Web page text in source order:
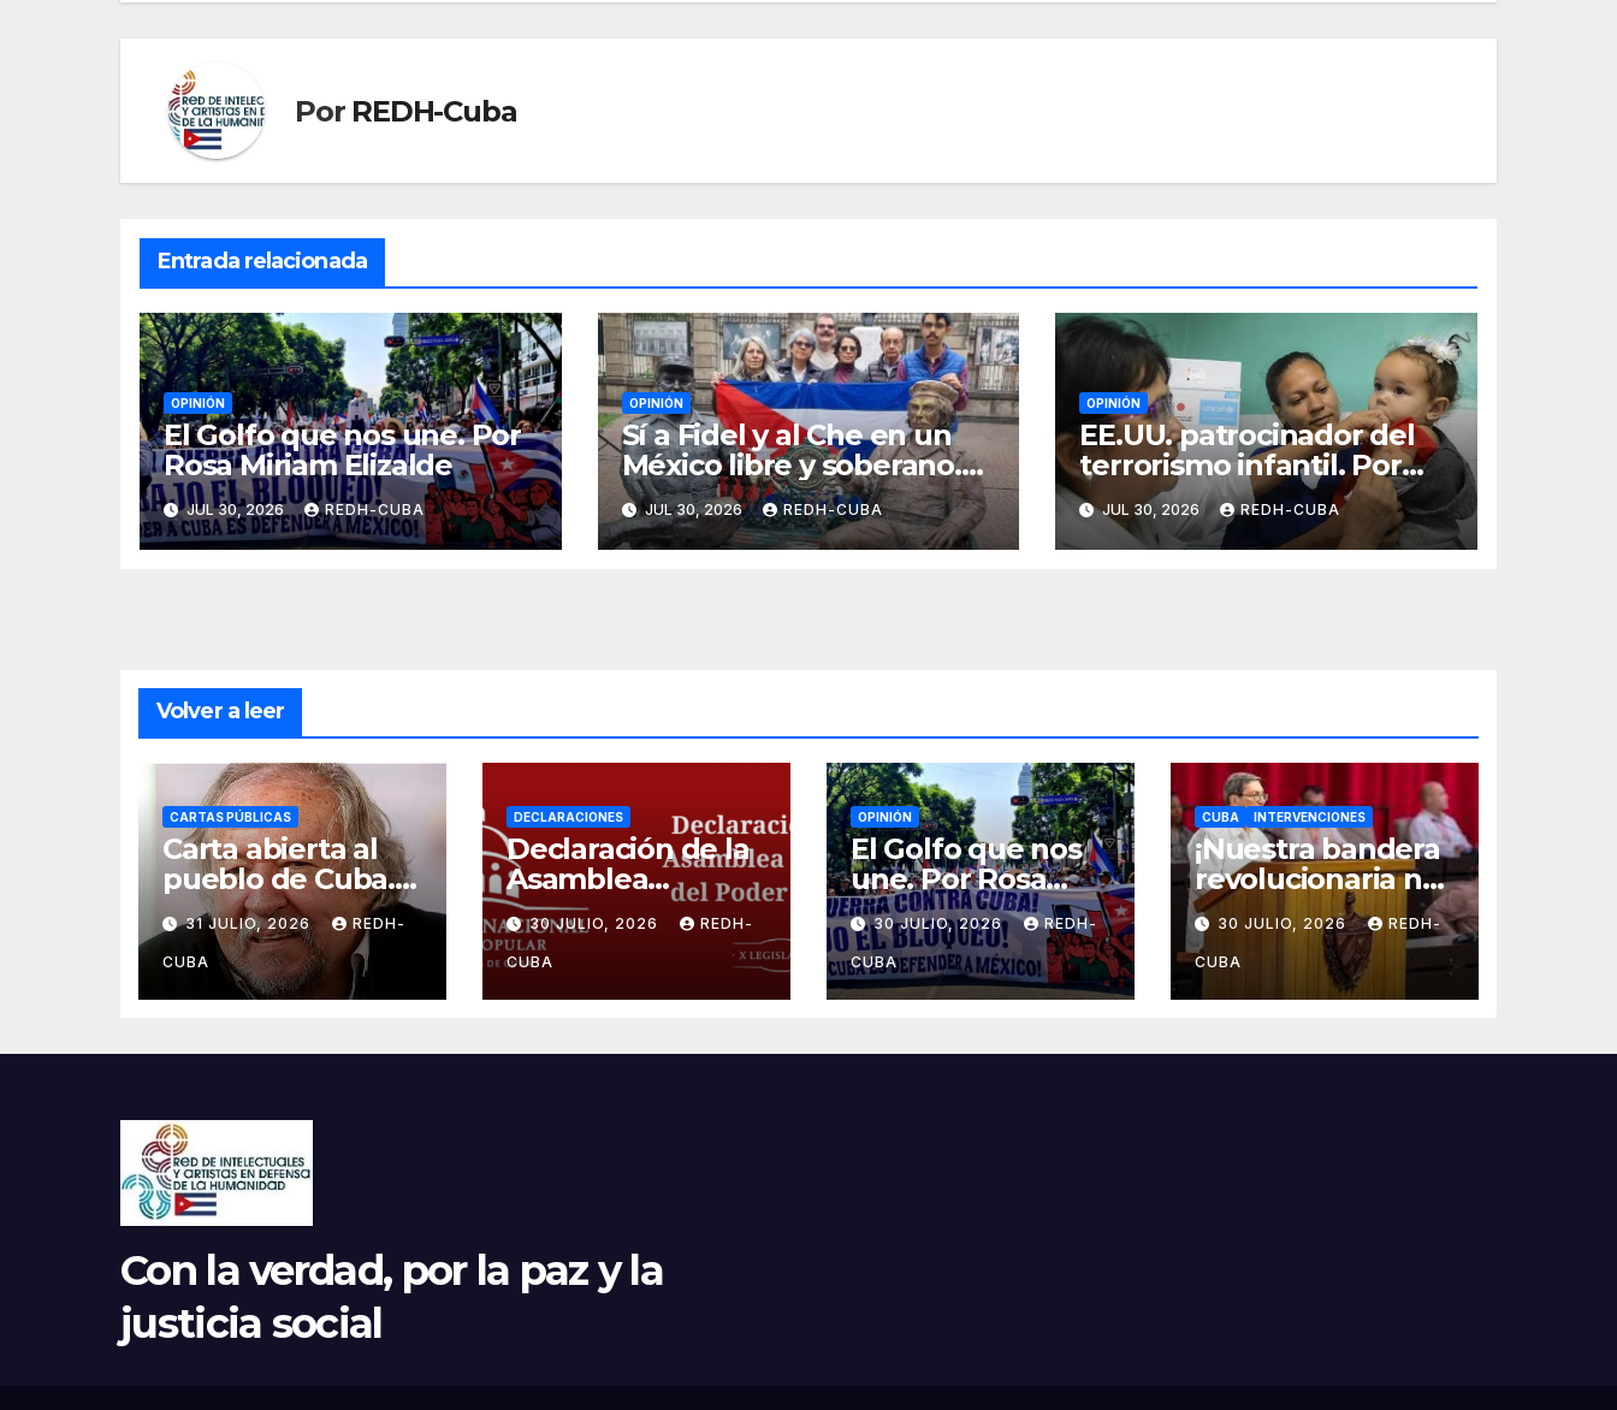
Por REDH-Cuba
Entrada relacionada
OPINIÓN
El Golfo que nos une. Por
Rosa Miriam Elizalde
JUL 30, 2026 REDH-CUBA
OPINIÓN
Sí a Fidel y al Che en un
México libre y soberano.
Por Luis Manuel Arce
Issac
JUL 30, 2026 REDH-CUBA
OPINIÓN
EE.UU. patrocinador del
terrorismo infantil. Por
Ramón Pedregal
Casanova
JUL 30, 2026 REDH-CUBA
Volver a leer
CARTAS PÚBLICAS
Carta abierta al
pueblo de Cuba.
Por Fernando
Rendón
31 JULIO, 2026 REDH-
CUBA
DECLARACIONES
Declaración de la
Asamblea
Nacional del
Poder Popular,
¡Cesen el cerco
energético y el
al pueblo cubano!
30 JULIO, 2026 REDH-
CUBA
OPINIÓN
El Golfo que nos
une. Por Rosa
Miriam Elizalde
30 JULIO, 2026 REDH-
CUBA
CUBA INTERVENCIONES
¡Nuestra bandera
revolucionaria no
se plegará jamás!
Por Bruno
Rodríguez Parrilla
30 JULIO, 2026 REDH-
CUBA
Con la verdad, por la paz y la
justicia social